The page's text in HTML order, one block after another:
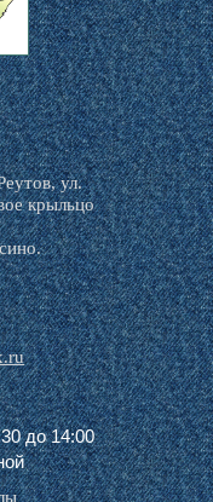
ул.
крыльцо
до 14:00